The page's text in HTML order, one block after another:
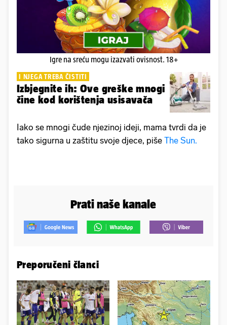
Igre na sreću mogu izazvati ovisnost. 18+
I NJEGA TREBA ČISTITI
Izbjegnite ih: Ove greške mnogi
čine kod korištenja usisavača
Iako se mnogi čude njezinoj ideji, mama tvrdi da je
tako sigurna u zaštitu svoje djece, piše The Sun.
Prati naše kanale
Preporučeni članci